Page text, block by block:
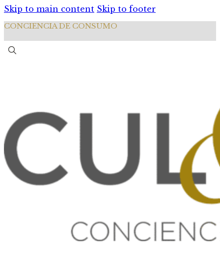
Skip to main content Skip to footer
CONCIENCIA DE CONSUMO